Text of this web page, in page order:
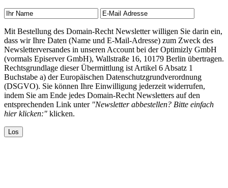
Mit Bestellung des Domain-Recht Newsletter willigen Sie darin ein,
dass wir Ihre Daten (Name und E-Mail-Adresse) zum Zweck des
Newsletterversandes in unseren Account bei der Optimizly GmbH
(vormals Episerver GmbH), Wallstraße 16, 10179 Berlin übertragen.
Rechtsgrundlage dieser Übermittlung ist Artikel 6 Absatz 1
Buchstabe a) der Europäischen Datenschutzgrundverordnung
(DSGVO). Sie können Ihre Einwilligung jederzeit widerrufen,
indem Sie am Ende jedes Domain-Recht Newsletters auf den
entsprechenden Link unter "Newsletter abbestellen? Bitte einfach
hier klicken:" klicken.